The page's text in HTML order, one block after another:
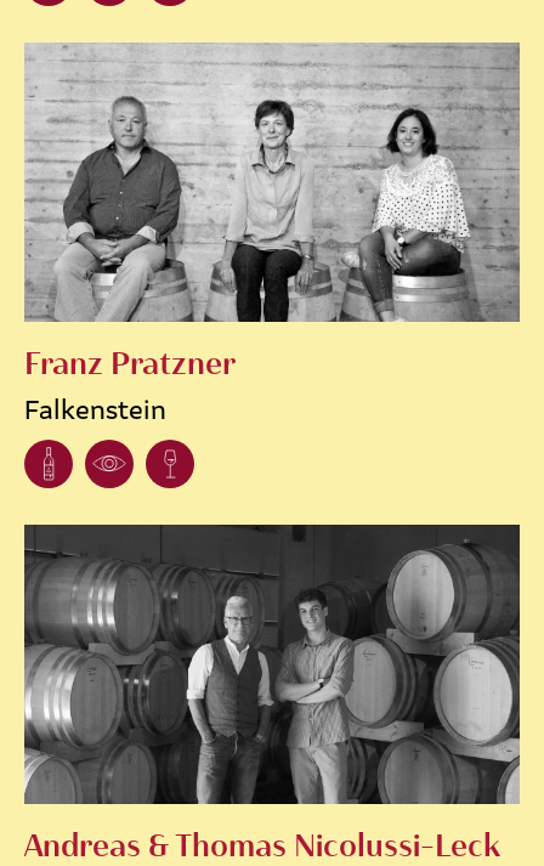
Franz Pratzner
Falkenstein
Andreas & Thomas Nicolussi-Leck